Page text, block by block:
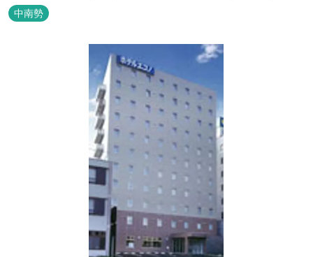
り、ベッドはワイドなサイズで、羽毛布団をご用意。女性にやさし
いアメニティグッズを取り揃えており、連泊の方用にコインランド
リーもあります。 ご宿泊者専用の人工温泉大浴場「四季乃湯」で
中南勢